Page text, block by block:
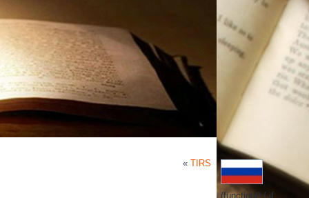
(function() { if
«TIRS